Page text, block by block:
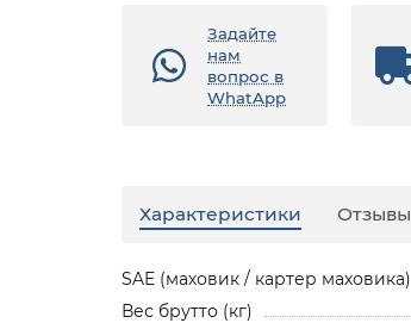
Задайте
нам
вопрос в
WhatApp
Характеристики Отзывы
SAE (маховик / картер маховика)
Вес брутто (кг)